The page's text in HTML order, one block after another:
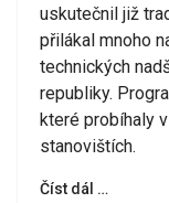
uskutečnil již
přilákal mnoho
technických
republiky.
které probíhaly
stanovištích.
Číst dál …